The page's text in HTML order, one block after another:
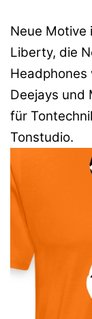
Neue Motive
Liberty, die
Headphones
Deejays und
für
Tonstudio.